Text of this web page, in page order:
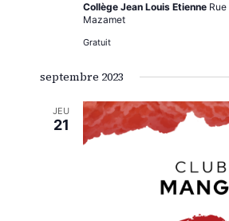
Collège Jean Louis Etienne
Mazamet
Gratuit
septembre 2023
JEU
21